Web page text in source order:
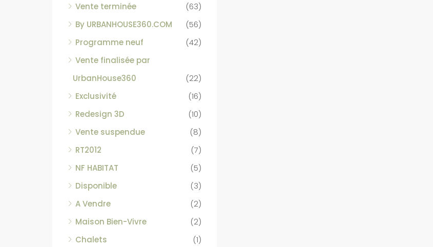
Vente terminée
(63)
By URBANHOUSE360.COM
(56)
Programme neuf
(42)
Vente finalisée par
UrbanHouse360
(22)
Exclusivité
(16)
Redesign 3D
(10)
Vente suspendue
(8)
RT2012
(7)
NF HABITAT
(5)
Disponible
(3)
A Vendre
(2)
Maison Bien-Vivre
(2)
Chalets
(1)